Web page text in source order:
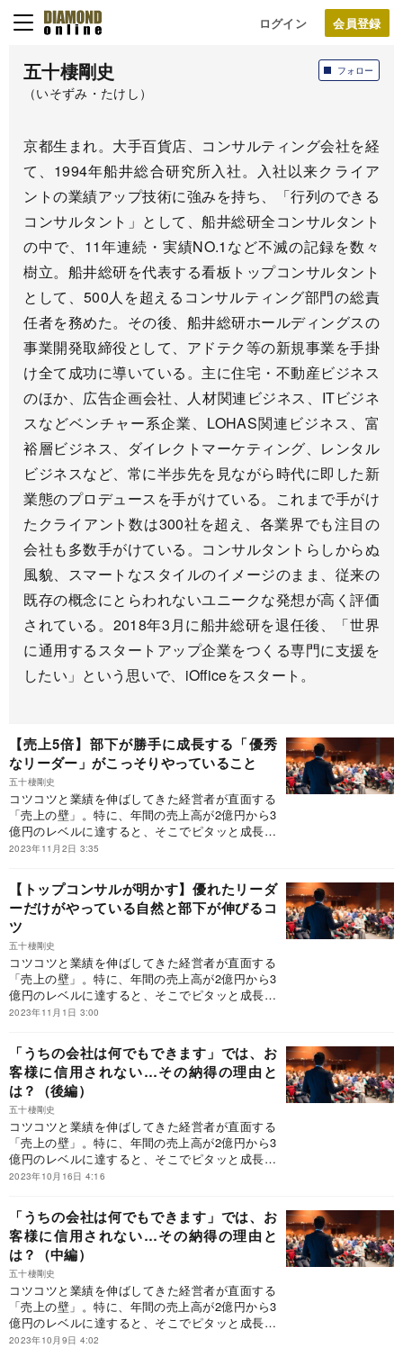
ログイン
フォロー
五十棲剛史
（いそずみ・たけし）
京都生まれ。大手百貨店、コンサルティング会社を経
て、1994年船井総合研究所入社。入社以来クライア
ントの業績アップ技術に強みを持ち、「行列のできる
コンサルタント」として、船井総研全コンサルタント
の中で、11年連続・実績NO.1など不滅の記録を数々
樹立。船井総研を代表する看板トップコンサルタント
として、500人を超えるコンサルティング部門の総責
任者を務めた。その後、船井総研ホールディングスの
事業開発取締役として、アドテク等の新規事業を手掛
け全て成功に導いている。主に住宅・不動産ビジネス
のほか、広告企画会社、人材関連ビジネス、ITビジネ
スなどベンチャー系企業、LOHAS関連ビジネス、富
裕層ビジネス、ダイレクトマーケティング、レンタル
ビジネスなど、常に半歩先を見ながら時代に即した新
業態のプロデュースを手がけている。これまで手がけ
たクライアント数は300社を超え、各業界でも注目の
会社も多数手がけている。コンサルタントらしからぬ
風貌、スマートなスタイルのイメージのまま、従来の
既存の概念にとらわれないユニークな発想が高く評価
されている。2018年3月に船井総研を退任後、「世界
に通用するスタートアップ企業をつくる専門に支援を
したい」という思いで、iOfficeをスタート。
【売上5倍】部下が勝手に成長する「優秀
なリーダー」がこっそりやっていること
五十棲剛史
コツコツと業績を伸ばしてきた経営者が直面する
「売上の壁」。特に、年間の売上高が2億円から3
億円のレベルに達すると、そこでピタッと成長が
止まってしまう経営者が多いという。そんなとき
の経営者に支持されるバイブル】として、待望の
新装版が発売された『新装版 売上2億円の会社
を10億円にする方法』だ。本稿では、上場経験の
ある経営者から熱烈な推薦を受けている本書の中
から、「伸びる経営者だけが考えていること」を
一部抜粋して紹介する。
2023年11月2日 3:35
【トップコンサルが明かす】優れたリーダ
ーだけがやっている自然と部下が伸びるコ
ツ
五十棲剛史
コツコツと業績を伸ばしてきた経営者が直面する
「売上の壁」。特に、年間の売上高が2億円から3
億円のレベルに達すると、そこでピタッと成長が
止まってしまう経営者が多いという。そんなとき
の経営者に支持されるバイブル】として、待望の
新装版が発売された『新装版 売上2億円の会社
を10億円にする方法』だ。本稿では、上場経験の
ある経営者から熱烈な推薦を受けている本書の中
から、「伸びる経営者だけが考えていること」を
一部抜粋して紹介する。
2023年11月1日 3:00
「うちの会社は何でもできます」では、お
客様に信用されない…その納得の理由と
は？（後編）
五十棲剛史
コツコツと業績を伸ばしてきた経営者が直面する
「売上の壁」。特に、年間の売上高が2億円から3
億円のレベルに達すると、そこでピタッと成長が
止まってしまう経営者が多いという。そんなとき
の経営者に支持されるバイブル】として、待望の
新装版が発売された『新装版 売上2億円の会社
を10億円にする方法』だ。本稿では、上場経験の
ある経営者から熱烈な推薦を受けている本書の中
から、「伸びる経営者だけが考えていること」を
一部抜粋して紹介する。
2023年10月16日 4:16
「うちの会社は何でもできます」では、お
客様に信用されない…その納得の理由と
は？（中編）
五十棲剛史
コツコツと業績を伸ばしてきた経営者が直面する
「売上の壁」。特に、年間の売上高が2億円から3
億円のレベルに達すると、そこでピタッと成長が
止まってしまう経営者が多いという。そんなとき
2023年10月9日 4:02